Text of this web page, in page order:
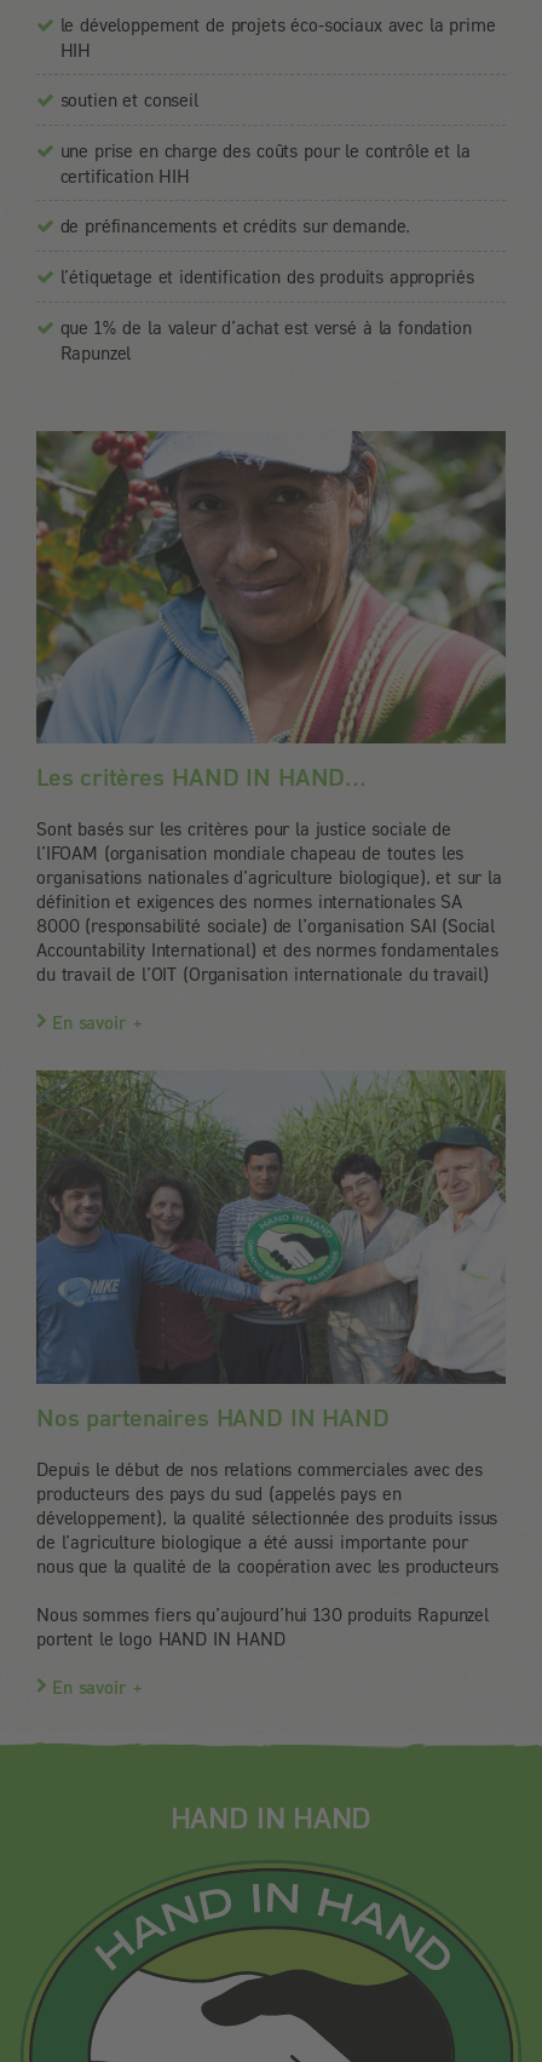
le développement de projets éco-sociaux avec la prime
HIH
soutien et conseil
une prise en charge des coûts pour le contrôle et la
certification HIH
de préfinancements et crédits sur demande.
l’étiquetage et identification des produits appropriés
que 1% de la valeur d’achat est versé à la fondation
Rapunzel
Les critères HAND IN HAND...
Sont basés sur les critères pour la justice sociale de
l’IFOAM (organisation mondiale chapeau de toutes les
organisations nationales d’agriculture biologique), et sur la
définition et exigences des normes internationales SA
8000 (responsabilité sociale) de l’organisation SAI (Social
Accountability International) et des normes fondamentales
du travail de l’OIT (Organisation internationale du travail)
En savoir +
Nos partenaires HAND IN HAND
Depuis le début de nos relations commerciales avec des
producteurs des pays du sud (appelés pays en
développement), la qualité sélectionnée des produits issus
de l’agriculture biologique a été aussi importante pour
nous que la qualité de la coopération avec les producteurs
Nous sommes fiers qu’aujourd’hui 130 produits Rapunzel
portent le logo HAND IN HAND
En savoir +
HAND IN HAND